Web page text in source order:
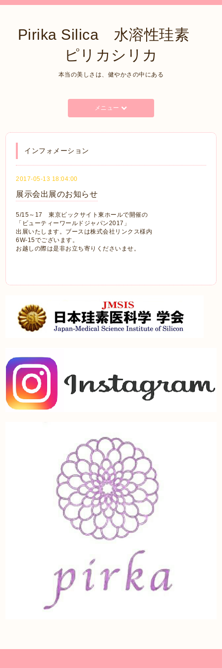
Pirika Silica 水溶性珪素
ピリカシリカ
本当の美しさは、健やかさの中にある
メニュー
インフォメーション
2017-05-13 18:04:00
展示会出展のお知らせ
5/15～17 東京ビックサイト東ホールで開催の
「ビューティーワールドジャパン2017」
出展いたします。ブースは株式会社リンクス様内
6W-15でございます。
お越しの際は是非お立ち寄りくださいませ。